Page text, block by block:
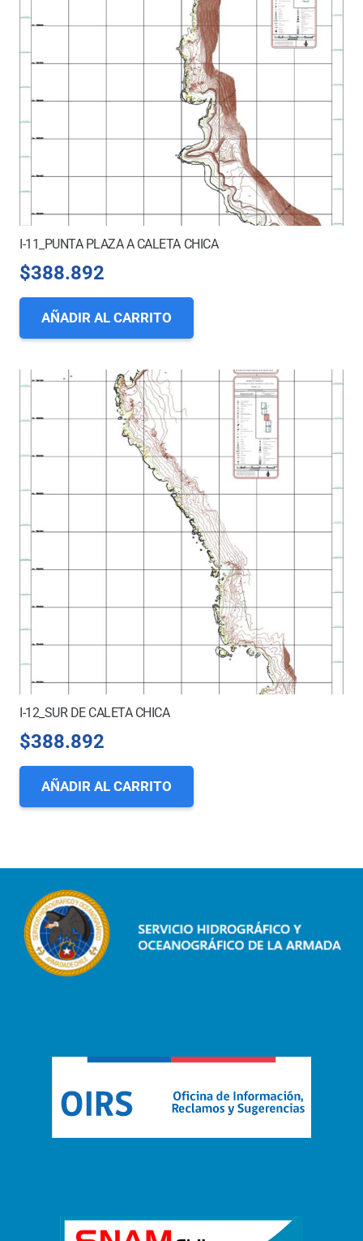
I-11_PUNTA PLAZA A CALETA CHICA
$388.892
AÑADIR AL CARRITO
I-12_SUR DE CALETA CHICA
$388.892
AÑADIR AL CARRITO